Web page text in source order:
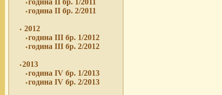
година II бр. 1/2011
година II бр. 2/2011
2012
година III бр. 1/2012
година III бр. 2/2012
2013
година IV бр. 1/2013
година IV бр. 2/2013